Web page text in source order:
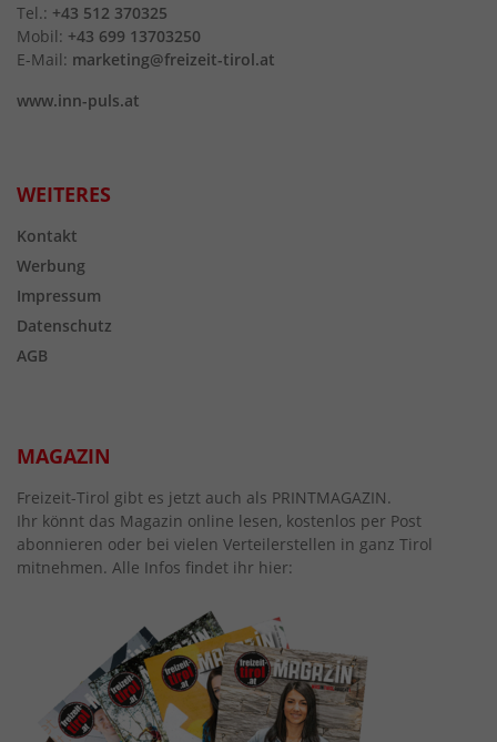
Tel.: +43 512 370325
Mobil: +43 699 13703250
E-Mail: marketing@freizeit-tirol.at
www.inn-puls.at
WEITERES
Kontakt
Werbung
Impressum
Datenschutz
AGB
MAGAZIN
Freizeit-Tirol gibt es jetzt auch als PRINTMAGAZIN.
Ihr könnt das Magazin online lesen, kostenlos per Post
abonnieren oder bei vielen Verteilerstellen in ganz Tirol
mitnehmen. Alle Infos findet ihr hier: